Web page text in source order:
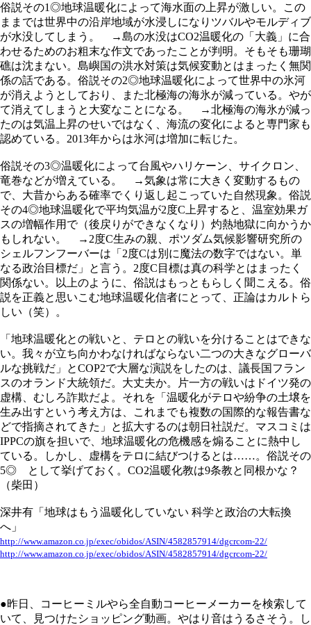
俗説その1◎地球温暖化によって海水面の上昇が激しい。この
ままでは世界中の沿岸地域が水浸しになりツバルやモルディブ
が水没してしまう。 →島の水没はCO2温暖化の「大義」に合
わせるためのお粗末な作文であったことが判明。そもそも珊瑚
礁は沈まない。島嶼国の洪水対策は気候変動とはまったく無関
係の話である。俗説その2◎地球温暖化によって世界中の氷河
が消えようとしており、また北極海の海氷が減っている。やが
て消えてしまうと大変なことになる。 →北極海の海氷が減っ
たのは気温上昇のせいではなく、海流の変化によると専門家も
認めている。2013年からは氷河は増加に転じた。
俗説その3◎温暖化によって台風やハリケーン、サイクロン、
竜巻などが増えている。 →気象は常に大きく変動するもの
で、大昔からある確率でくり返し起こっていた自然現象。俗説
その4◎地球温暖化で平均気温が2度C上昇すると、温室効果ガ
スの増幅作用で（後戻りができなくなり）灼熱地獄に向かうか
もしれない。 →2度C生みの親、ポツダム気候影響研究所の
シェルフンフーバーは「2度Cは別に魔法の数字ではない。単
なる政治目標だ」と言う。2度C目標は真の科学とはまったく
関係ない。以上のように、俗説はもっともらしく聞こえる。俗
説を正義と思いこむ地球温暖化信者にとって、正論はカルトら
しい（笑）。
「地球温暖化との戦いと、テロとの戦いを分けることはできな
い。我々が立ち向かわなければならない二つの大きなグローバ
ルな挑戦だ」とCOP2で大層な演説をしたのは、議長国フラン
スのオランド大統領だ。大丈夫か。片一方の戦いはドイツ発の
虚構、むしろ詐欺だよ。それを「温暖化がテロや紛争の土壌を
生み出すという考え方は、これまでも複数の国際的な報告書な
どで指摘されてきた」と拡大するのは朝日社説だ。マスコミは
IPPCの旗を担いで、地球温暖化の危機感を煽ることに熱中し
ている。しかし、虚構をテロに結びつけるとは……。俗説その
5◎ として挙げておく。CO2温暖化教は9条教と同根かな？
（柴田）
深井有「地球はもう温暖化していない 科学と政治の大転換
へ」
http://www.amazon.co.jp/exec/obidos/ASIN/4582857914/dgcrcom-22/
http://www.amazon.co.jp/exec/obidos/ASIN/4582857914/dgcrcom-22/
●昨日、コーヒーミルやら全自動コーヒーメーカーを検索して
いて、見つけたショッピング動画。やはり音はうるさそう。し